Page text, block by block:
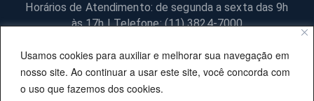
Usamos cookies para auxiliar e melhorar sua navegação em
nosso site. Ao continuar a usar este site, você concorda com
o uso que fazemos dos cookies.
Horários de Atendimento: de segunda a sexta das 9h
às 17h | Telefone: (11) 3824-7000
© 2025 Fundação Procon – SP – Todos os direitos reservados. |
Site desenvolvido pela PRODESP.